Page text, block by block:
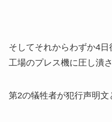
そしてそれからわずか4
工場のプレス機に圧し潰
第2の犠牲者が犯行声明文